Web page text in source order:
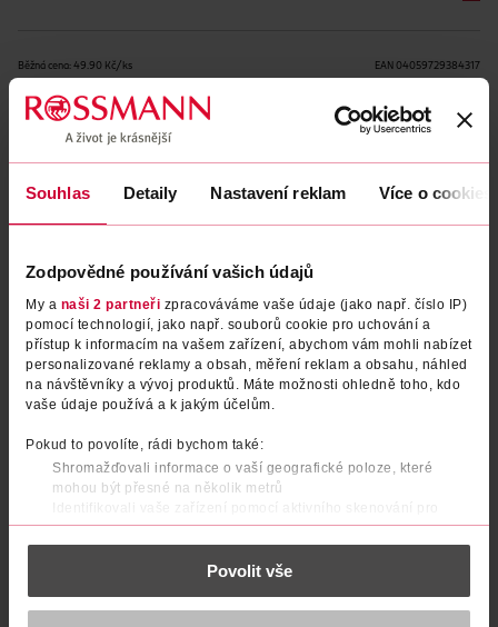
Souhlas Detaily Nastavení reklam Více o cookies
Zodpovědné používání vašich údajů
My a naši 2 partneři zpracováváme vaše údaje (jako např. číslo IP)
pomocí technologií, jako např. souborů cookie pro uchování a
přístup k informacím na vašem zařízení, abychom vám mohli nabízet
personalizované reklamy a obsah, měření reklam a obsahu, náhled
na návštěvníky a vývoj produktů. Máte možnosti ohledně toho, kdo
vaše údaje používá a k jakým účelům.
Pokud to povolíte, rádi bychom také:
Shromažďovali informace o vaší geografické poloze, které
mohou být přesné na několik metrů
Identifikovali vaše zařízení pomocí aktivního skenování pro
konkrétní charakteristiky (otisk prstu)
Zjistěte více o tom, jak zpracováváme vaše osobní údaje, a nastavte
části s podrobnostmi . Svůj souhlas můžete kdykoliv
Povolit vše
Běžná cena: 49.90 Kč/ks
EAN 04059729384317
Podobné produkty
Tužka na rty 8h matte comfort
10 THE Perfect Shade
essence 1 ks
49.90 Kč
15 Vintage Rose
essence
49.90 Kč